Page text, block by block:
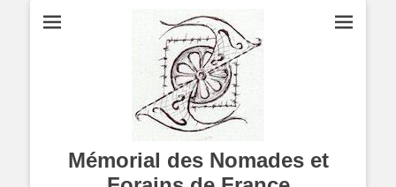
Mémorial des Nomades et